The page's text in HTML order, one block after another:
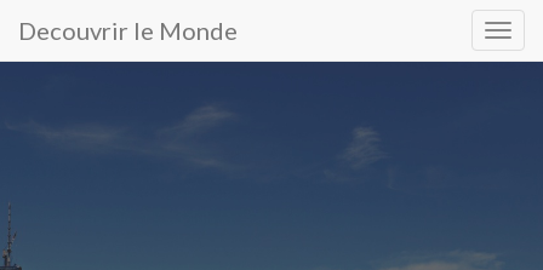
principal
Decouvrir le Monde